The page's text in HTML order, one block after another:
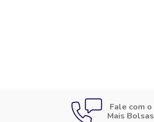
Fale com o
Mais Bolsas